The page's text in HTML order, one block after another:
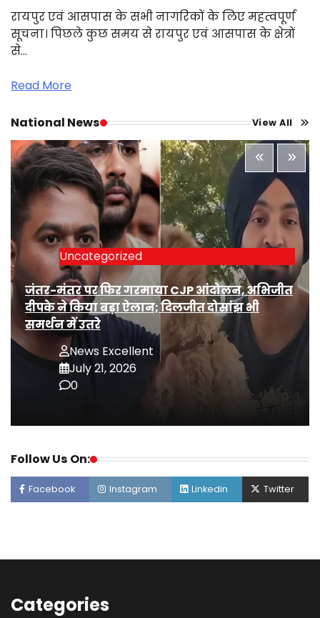
रायपुर एवं आसपास के सभी नागरिकों के लिए महत्वपूर्ण
सूचना। पिछले कुछ समय से रायपुर एवं आसपास के क्षेत्रों
से…
Read More
National News View All
Uncategorized
जंतर-मंतर पर फिर गरमाया CJP आंदोलन, अभिजीत
दीपके ने किया बड़ा ऐलान; दिलजीत दोसांझ भी
समर्थन में उतरे
News Excellent
July 21, 2026
0
Follow Us On:
Facebook Instagram Linkedin Twitter
Categories